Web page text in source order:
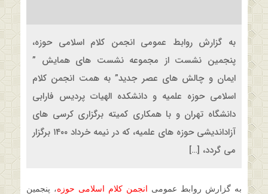
به گزارش روابط عمومی انجمن کلام اسلامی حوزه،
پنجمین نشست از مجموعه نشست های همایش ”
ایمان و چالش های عصر جدید” به همت انجمن کلام
اسلامی حوزه علمیه و دانشکده الهیات پردیس فارابی
دانشگاه تهران و با همکاری کمیته برگزاری کرسی های
آزاداندیشی حوزه های علمیه، که در نیمه خرداد ۱۴۰۰ برگزار
می گردد، […]
به گزارش روابط عمومی انجمن کلام اسلامی حوزه، پنجمین